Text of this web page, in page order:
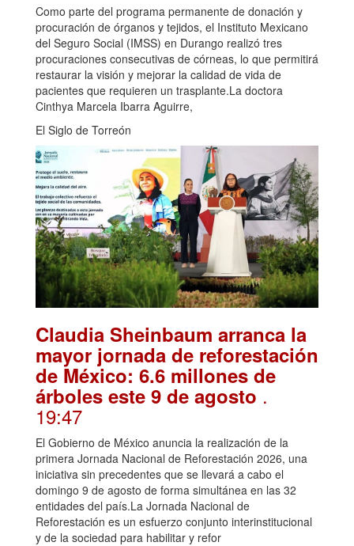
Como parte del programa permanente de donación y
procuración de órganos y tejidos, el Instituto Mexicano
del Seguro Social (IMSS) en Durango realizó tres
procuraciones consecutivas de córneas, lo que permitirá
restaurar la visión y mejorar la calidad de vida de
pacientes que requieren un trasplante.La doctora
Cinthya Marcela Ibarra Aguirre,
El Siglo de Torreón
Claudia Sheinbaum arranca la
mayor jornada de reforestación
de México: 6.6 millones de
árboles este 9 de agosto .
19:47
El Gobierno de México anuncia la realización de la
primera Jornada Nacional de Reforestación 2026, una
iniciativa sin precedentes que se llevará a cabo el
domingo 9 de agosto de forma simultánea en las 32
entidades del país.La Jornada Nacional de
Reforestación es un esfuerzo conjunto interinstitucional
y de la sociedad para habilitar y refor